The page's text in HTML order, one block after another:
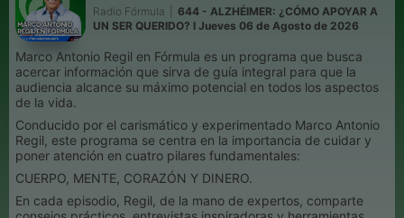
Radio Fórmula
644 - ALZHÉIMER: ¿CÓMO APOYAR A
UN SER QUERIDO? I Jueves 06 de Agosto de 2026
Marco Antonio Regil en Fórmula es un programa que busca
acercar información que sirva de guía integral para que la
audiencia alcance su máximo potencial en todos los aspectos
de la vida.
Conducido por el carismático y experimentado Marco Antonio
Regil, este programa se centra en la importancia de cuidar y
poner atención en cuatro pilares fundamentales:
CUERPO, MENTE, CORAZÓN Y DINERO.
En cada episodio, Regil, de la mano de expertos, comparte